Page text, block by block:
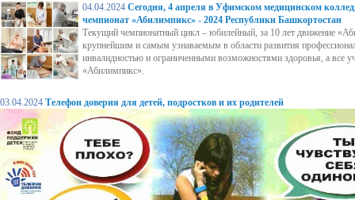
04.04.2024 Сегодня, 4 апреля в Уфимском медицинском
чемпионат «Абилимпикс» - 2024 Республики Башкортостан
Текущий чемпионатный цикл – юбилейный, за 10 лет движение
крупнейшим и самым узнаваемым в области развития
инвалидностью и ограниченными возможностями здоровья, а все
«Абилимпикс».
03.04.2024 Телефон доверия для детей, подростков и их родителей